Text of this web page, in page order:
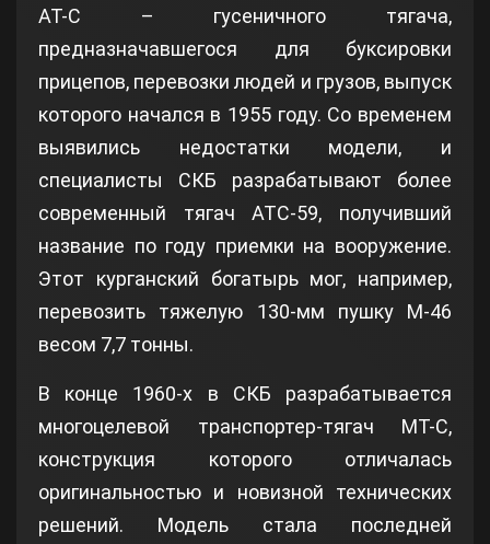
АТ-С – гусеничного тягача,
предназначавшегося для буксировки
прицепов, перевозки людей и грузов, выпуск
которого начался в 1955 году. Со временем
выявились недостатки модели, и
специалисты СКБ разрабатывают более
современный тягач АТС-59, получивший
название по году приемки на вооружение.
Этот курганский богатырь мог, например,
перевозить тяжелую 130-мм пушку М-46
весом 7,7 тонны.
В конце 1960-х в СКБ разрабатывается
многоцелевой транспортер-тягач МТ-С,
конструкция которого отличалась
оригинальностью и новизной технических
решений. Модель стала последней